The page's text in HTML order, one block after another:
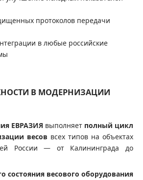
протоколов передачи
в любые российские
В МОДЕРНИЗАЦИИ
ЕВРАЗИЯ выполняет полный цикл
весов всех типов на объектах
России — от Калининграда до
состояния весового оборудования